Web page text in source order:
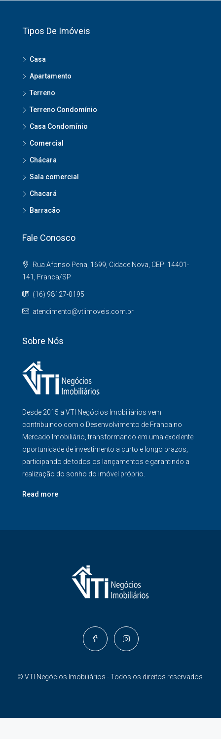
Tipos De Imóveis
Casa
Apartamento
Terreno
Terreno Condomínio
Casa Condomínio
Comercial
Chácara
Sala comercial
Chacará
Barracão
Fale Conosco
Rua Afonso Pena, 1699, Cidade Nova, CEP: 14401-
141, Franca/SP
(16) 98127-0195
atendimento@vtiimoveis.com.br
Sobre Nós
Desde 2015 a VTI Negócios Imobiliários vem
contribuindo com o Desenvolvimento de Franca no
Mercado Imobiliário, transformando em uma excelente
oportunidade de investimento a curto e longo prazos,
participando de todos os lançamentos e garantindo a
realização do sonho do imóvel próprio.
Read more
© VTI Negócios Imobiliários - Todos os direitos reservados.